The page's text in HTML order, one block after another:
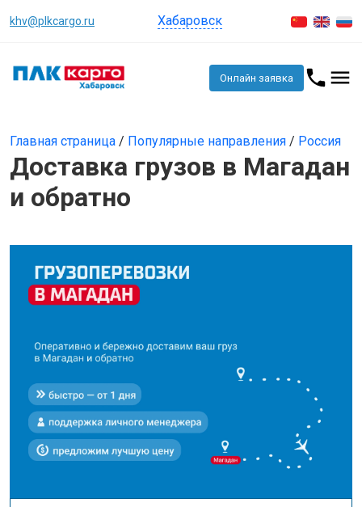
khv@plkcargo.ru Хабаровск
Онлайн заявка
Главная страница / Популярные направления / Россия
Доставка грузов в Магадан
и обратно